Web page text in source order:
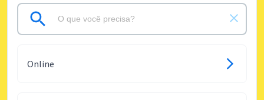
Online